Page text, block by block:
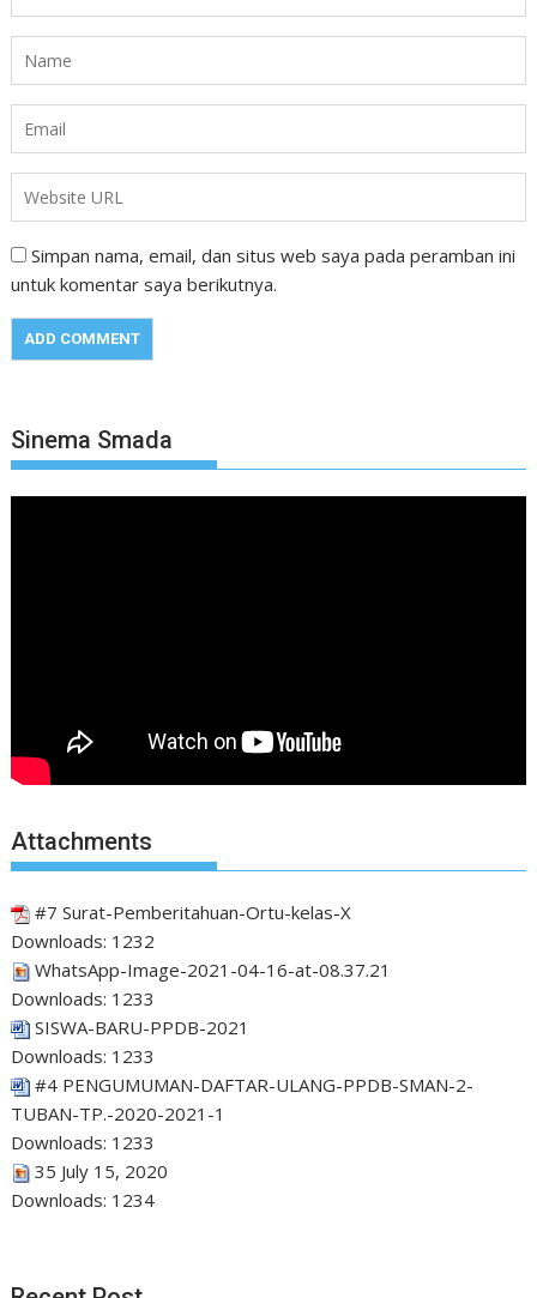
Simpan nama, email, dan situs web saya pada peramban ini
untuk komentar saya berikutnya.
Sinema Smada
Attachments
#7 Surat-Pemberitahuan-Ortu-kelas-X
Downloads: 1232
WhatsApp-Image-2021-04-16-at-08.37.21
Downloads: 1233
SISWA-BARU-PPDB-2021
Downloads: 1233
#4 PENGUMUMAN-DAFTAR-ULANG-PPDB-SMAN-2-
TUBAN-TP.-2020-2021-1
Downloads: 1233
35 July 15, 2020
Downloads: 1234